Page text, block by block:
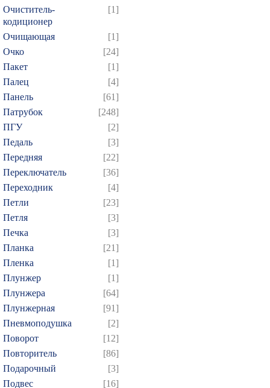
Очиститель-
кодиционер
[1]
Очищающая
[1]
Очко
[24]
Пакет
[1]
Палец
[4]
Панель
[61]
Патрубок
[248]
ПГУ
[2]
Педаль
[3]
Передняя
[22]
Переключатель
[36]
Переходник
[4]
Петли
[23]
Петля
[3]
Печка
[3]
Планка
[21]
Пленка
[1]
Плунжер
[1]
Плунжера
[64]
Плунжерная
[91]
Пневмоподушка
[2]
Поворот
[12]
Повторитель
[86]
Подарочный
[3]
Подвес
[16]